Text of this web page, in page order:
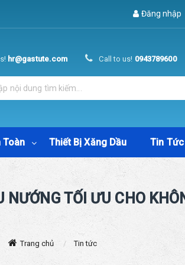
Đăng nhập
hr@gastute.com Call to us! 0943789600
Toàn Thiết Bị Xăng Dầu Tin Tức
TỐI ƯU CHO
Trang chủ Tin tức